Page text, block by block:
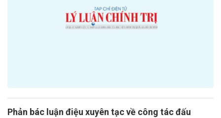
Phản bác luận điệu xuyên tạc về công tác đấu